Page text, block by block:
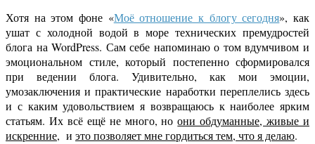
Хотя на этом фоне «Моё отношение к блогу сегодня», как
ушат с холодной водой в море технических премудростей
блога на WordPress. Сам себе напоминаю о том вдумчивом и
эмоциональном стиле, который постепенно сформировался
при ведении блога. Удивительно, как мои эмоции,
умозаключения и практические наработки переплелись здесь
и с каким удовольствием я возвращаюсь к наиболее ярким
статьям. Их всё ещё не много, ноони обдуманные, живые и
искренние, и это позволяет мне гордиться тем, что я делаю.